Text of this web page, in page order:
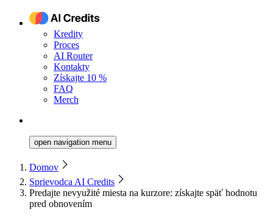
Kredity
Proces
AI Router
Kontakty
Získajte 10 %
FAQ
Merch
open navigation menu
Domov
Sprievodca AI Credits
Predajte nevyužité miesta na kurzore: získajte späť hodnotu
pred obnovením